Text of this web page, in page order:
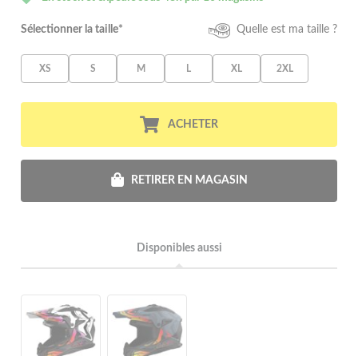
Sélectionner la taille* Quelle est ma taille ?
XS S M L XL 2XL
ACHETER
RETIRER EN MAGASIN
Disponibles aussi